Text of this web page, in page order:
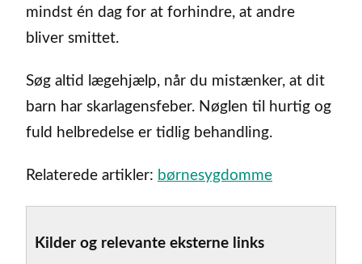
mindst én dag for at forhindre, at andre
bliver smittet.
Søg altid lægehjælp, når du mistænker, at dit
barn har skarlagensfeber. Nøglen til hurtig og
fuld helbredelse er tidlig behandling.
Relaterede artikler: børnesygdomme
Kilder og relevante eksterne links